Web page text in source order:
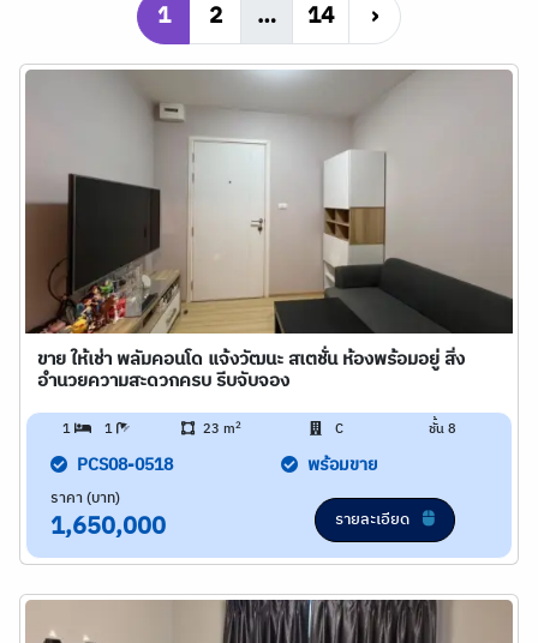
1 2 … 14 ›
ขาย ให้เช่า พลัมคอนโด แจ้งวัฒนะ สเตชั่น ห้องพร้อมอยู่ สิ่ง
อำนวยความสะดวกครบ รีบจับจอง
1 1 23 m2 C ชั้น 8
PCS08-0518 พร้อมขาย
ราคา (บาท)
1,650,000 รายละเอียด